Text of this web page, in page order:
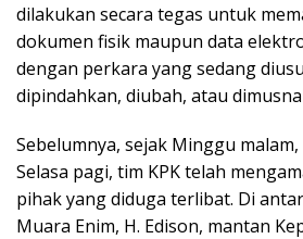
dilakukan secara tegas untuk
dokumen fisik maupun data
dengan perkara yang sedang
dipindahkan, diubah, atau
Sebelumnya, sejak Minggu
Selasa pagi, tim KPK telah
pihak yang diduga terlibat. Di
Muara Enim, H. Edison, mantan